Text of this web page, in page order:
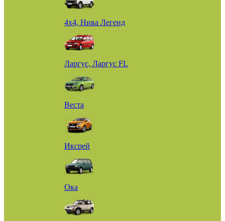
4х4, Нива Легенд
Ларгус, Ларгус FL
Веста
Иксрей
Ока